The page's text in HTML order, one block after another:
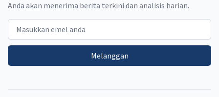
Anda akan menerima berita terkini dan analisis harian.
Email address
Melanggan